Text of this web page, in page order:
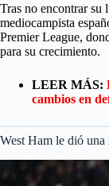
Tras no encontrar su
mediocampista
Premier League,
para su crecimiento.
LEER MÁS:
cambios en
West Ham le dió